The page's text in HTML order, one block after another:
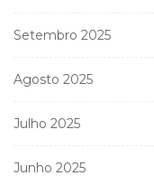
Setembro 2025
Agosto 2025
Julho 2025
Junho 2025